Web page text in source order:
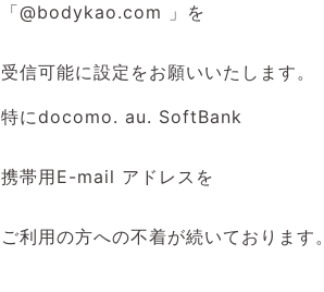
「@bodykao.com 」を
受信可能に設定をお願いいたします。
特にdocomo. au. SoftBank
携帯用E-mail アドレスを
ご利用の方への不着が続いております。